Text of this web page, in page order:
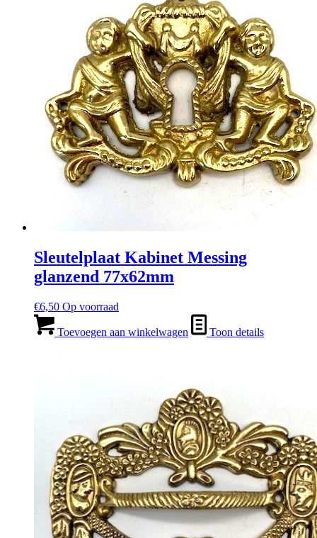
Sleutelplaat Kabinet Messing
glanzend 77x62mm
€6,50 Op voorraad
Toevoegen aan winkelwagen Toon details